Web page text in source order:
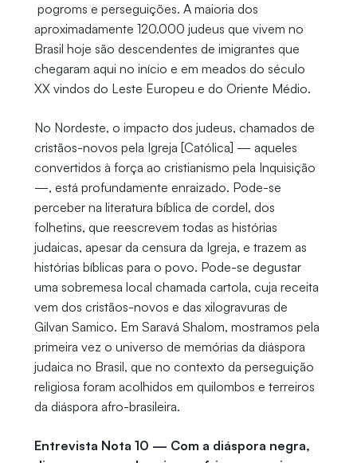
pogroms e perseguições. A maioria dos
aproximadamente 120.000 judeus que vivem no
Brasil hoje são descendentes de imigrantes que
chegaram aqui no início e em meados do século
XX vindos do Leste Europeu e do Oriente Médio.
No Nordeste, o impacto dos judeus, chamados de
cristãos-novos pela Igreja [Católica] — aqueles
convertidos à força ao cristianismo pela Inquisição
—, está profundamente enraizado. Pode-se
perceber na literatura bíblica de cordel, dos
folhetins, que reescrevem todas as histórias
judaicas, apesar da censura da Igreja, e trazem as
histórias bíblicas para o povo. Pode-se degustar
uma sobremesa local chamada cartola, cuja receita
vem dos cristãos-novos e das xilogravuras de
Gilvan Samico. Em Saravá Shalom, mostramos pela
primeira vez o universo de memórias da diáspora
judaica no Brasil, que no contexto da perseguição
religiosa foram acolhidos em quilombos e terreiros
da diáspora afro-brasileira.
Entrevista Nota 10 — Com a diáspora negra,